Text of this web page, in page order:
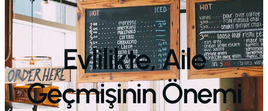
Evlilikte, Aile
Geçmişinin Önemi